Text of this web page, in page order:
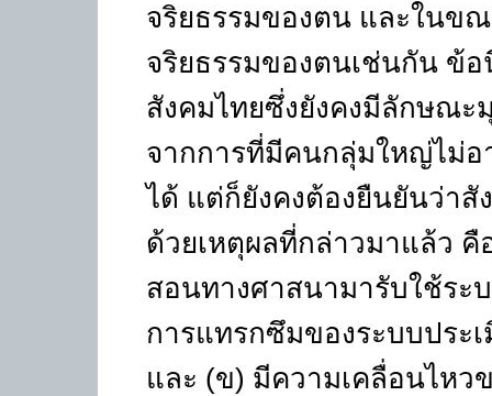
จริยธรรมของตน และในข
จริยธรรมของตนเช่นกัน ข้
สังคมไทยซึ่งยังคงมีลักษณะ
จากการที่มีคนกลุ่มใหญ่ไม่อ
ได้ แต่ก็ยังคงต้องยืนยันว่าสั
ด้วยเหตุผลที่กล่าวมาแล้ว
สอนทางศาสนามารับใช้ระ
การแทรกซึมของระบบประ
และ (ข) มีความเคลื่อนไหว